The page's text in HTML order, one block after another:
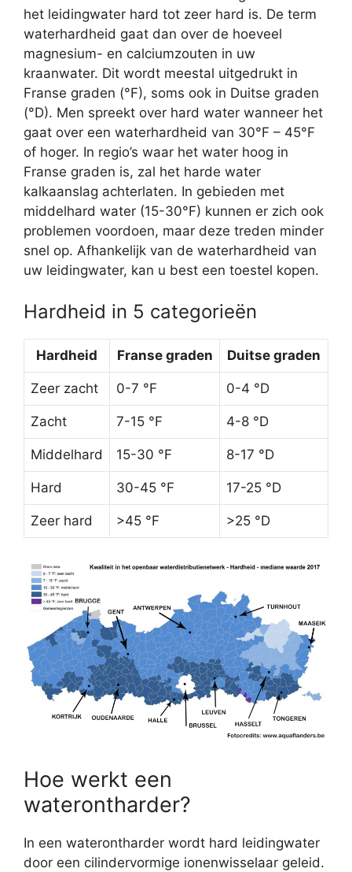
het leidingwater hard tot zeer hard is. De term
waterhardheid gaat dan over de hoeveel
magnesium- en calciumzouten in uw
kraanwater. Dit wordt meestal uitgedrukt in
Franse graden (°F), soms ook in Duitse graden
(°D). Men spreekt over hard water wanneer het
gaat over een waterhardheid van 30°F – 45°F
of hoger. In regio’s waar het water hoog in
Franse graden is, zal het harde water
kalkaanslag achterlaten. In gebieden met
middelhard water (15-30°F) kunnen er zich ook
problemen voordoen, maar deze treden minder
snel op. Afhankelijk van de waterhardheid van
uw leidingwater, kan u best een toestel kopen.
Hardheid in 5 categorieën
Hardheid Franse graden Duitse graden
Zeer zacht 0-7 °F 0-4 °D
Zacht 7-15 °F 4-8 °D
Middelhard 15-30 °F 8-17 °D
Hard 30-45 °F 17-25 °D
Zeer hard >45 °F >25 °D
Hoe werkt een
waterontharder?
In een waterontharder wordt hard leidingwater
door een cilindervormige ionenwisselaar geleid.